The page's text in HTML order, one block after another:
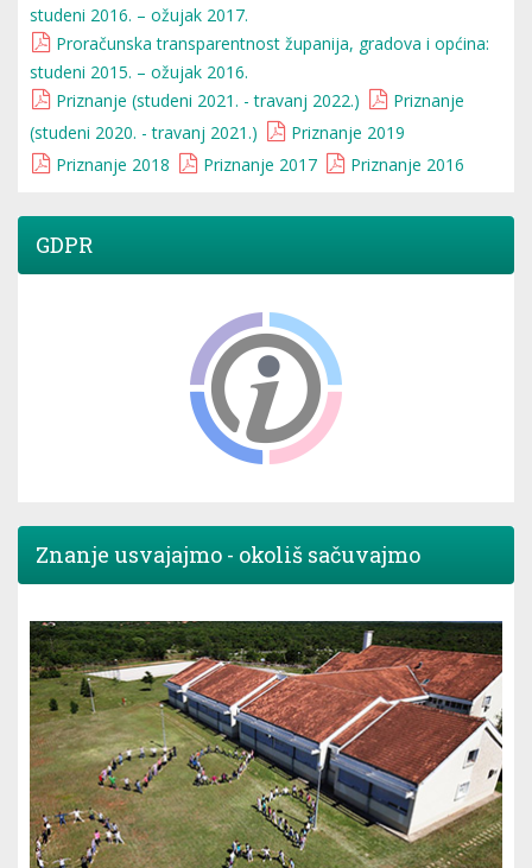
studeni 2016. – ožujak 2017.
Proračunska transparentnost županija, gradova i općina:
studeni 2015. – ožujak 2016.
Priznanje (studeni 2021. - travanj 2022.)
Priznanje
(studeni 2020. - travanj 2021.)
Priznanje 2019
Priznanje 2018
Priznanje 2017 Priznanje 2016
GDPR
Znanje usvajajmo - okoliš sačuvajmo